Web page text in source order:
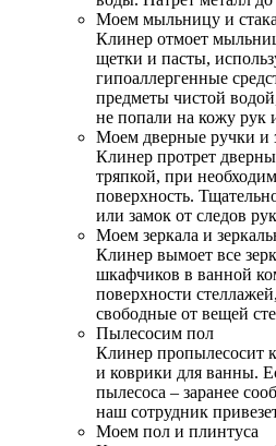
Моем мыльницу и
Клинер отмоет
щетки и пасты,
гипоаллергенные
предметы чистой
не попали на кожу рук
Моем дверные ручки и
Клинер протрет
тряпкой, при
поверхность.
или замок от следов
Моем зеркала и
Клинер вымоет все
шкафчиков в ванной
поверхности
свободные от вещей
Пылесосим пол
Клинер пропылесосит
и коврики для ванны.
пылесоса – заранее
наш сотрудник
Моем пол и плинтуса